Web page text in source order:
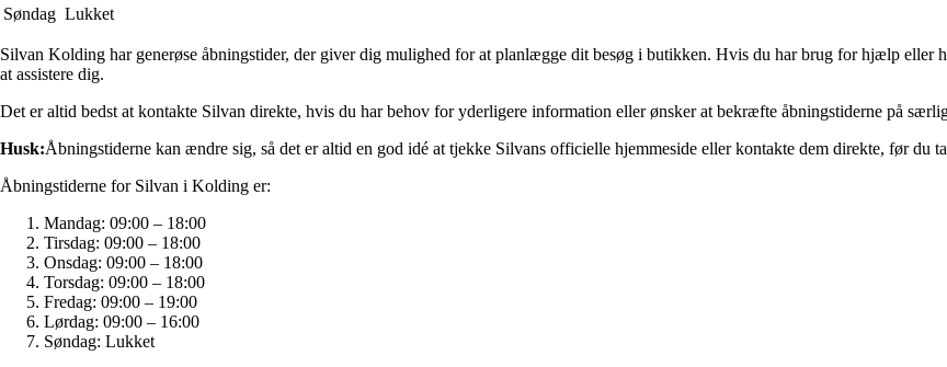
Søndag Lukket
Silvan Kolding har generøse åbningstider, der giver dig mulighed for at planlægge dit besøg i butikken. Hvis du har brug for hjælp eller
at assistere dig.
Det er altid bedst at kontakte Silvan direkte, hvis du har behov for yderligere information eller ønsker at bekræfte åbningstiderne på
Husk:Åbningstiderne kan ændre sig, så det er altid en god idé at tjekke Silvans officielle hjemmeside eller kontakte dem direkte, før du
Åbningstiderne for Silvan i Kolding er:
Mandag: 09:00 – 18:00
Tirsdag: 09:00 – 18:00
Onsdag: 09:00 – 18:00
Torsdag: 09:00 – 18:00
Fredag: 09:00 – 19:00
Lørdag: 09:00 – 16:00
Søndag: Lukket